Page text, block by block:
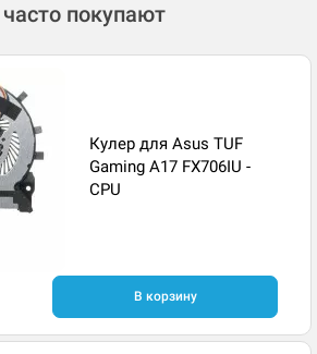
покупают
Кулер для Asus TUF
Gaming A17 FX706IU -
CPU
В корзину